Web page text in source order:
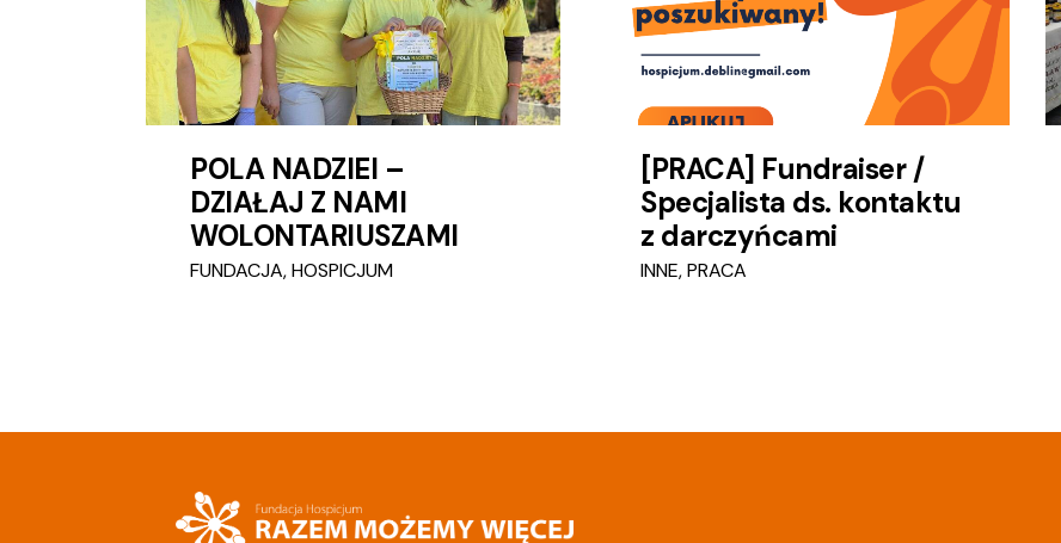
POLA NADZIEI –
DZIAŁAJ Z NAMI
WOLONTARIUSZAMI
FUNDACJA,HOSPICJUM
[PRACA] Fundraiser /
Specjalista ds. kontaktu
z darczyńcami
INNE,PRACA